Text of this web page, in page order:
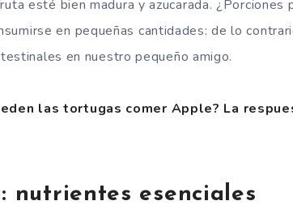
esté bien madura y azucarada. ¿Porciones
en pequeñas cantidades: de lo
en nuestro pequeño amigo.
las tortugas comer Apple? La
nutrientes esenciales